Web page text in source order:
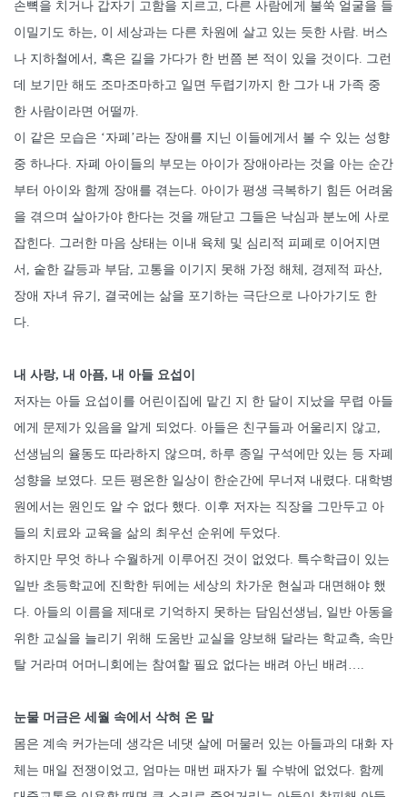
손뼉을 치거나 갑자기 고함을 지르고, 다른 사람에게 불쑥 얼굴을 들
이밀기도 하는, 이 세상과는 다른 차원에 살고 있는 듯한 사람. 버스
나 지하철에서, 혹은 길을 가다가 한 번쯤 본 적이 있을 것이다. 그런
데 보기만 해도 조마조마하고 일면 두렵기까지 한 그가 내 가족 중
한 사람이라면 어떨까.
이 같은 모습은 ‘자폐’라는 장애를 지닌 이들에게서 볼 수 있는 성향
중 하나다. 자폐 아이들의 부모는 아이가 장애아라는 것을 아는 순간
부터 아이와 함께 장애를 겪는다. 아이가 평생 극복하기 힘든 어려움
을 겪으며 살아가야 한다는 것을 깨닫고 그들은 낙심과 분노에 사로
잡힌다. 그러한 마음 상태는 이내 육체 및 심리적 피폐로 이어지면
서, 숱한 갈등과 부담, 고통을 이기지 못해 가정 해체, 경제적 파산,
장애 자녀 유기, 결국에는 삶을 포기하는 극단으로 나아가기도 한
다.
내 사랑, 내 아픔, 내 아들 요섭이
저자는 아들 요섭이를 어린이집에 맡긴 지 한 달이 지났을 무렵 아들
에게 문제가 있음을 알게 되었다. 아들은 친구들과 어울리지 않고,
선생님의 율동도 따라하지 않으며, 하루 종일 구석에만 있는 등 자폐
성향을 보였다. 모든 평온한 일상이 한순간에 무너져 내렸다. 대학병
원에서는 원인도 알 수 없다 했다. 이후 저자는 직장을 그만두고 아
들의 치료와 교육을 삶의 최우선 순위에 두었다.
하지만 무엇 하나 수월하게 이루어진 것이 없었다. 특수학급이 있는
일반 초등학교에 진학한 뒤에는 세상의 차가운 현실과 대면해야 했
다. 아들의 이름을 제대로 기억하지 못하는 담임선생님, 일반 아동을
위한 교실을 늘리기 위해 도움반 교실을 양보해 달라는 학교측, 속만
탈 거라며 어머니회에는 참여할 필요 없다는 배려 아닌 배려….
눈물 머금은 세월 속에서 삭혀 온 말
몸은 계속 커가는데 생각은 네댓 살에 머물러 있는 아들과의 대화 자
체는 매일 전쟁이었고, 엄마는 매번 패자가 될 수밖에 없었다. 함께